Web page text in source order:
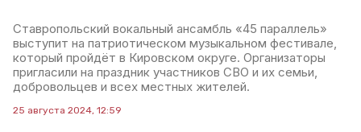
Ставропольский вокальный ансамбль «45 параллель»
выступит на патриотическом музыкальном фестивале,
который пройдёт в Кировском округе. Организаторы
пригласили на праздник участников СВО и их семьи,
добровольцев и всех местных жителей.
25 августа 2024, 12:59